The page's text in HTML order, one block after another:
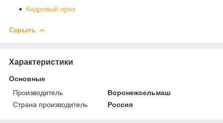
Кедровый орех
Скрыть
Характеристики
Основные
Производитель
Воронежсельмаш
Страна производитель
Россия